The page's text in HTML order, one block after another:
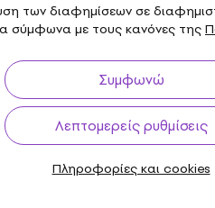
των διαφημίσεων σε
σύμφωνα με τους κανόνες της
Συμφωνώ
Λεπτομερείς ρυθμίσεις
Πληροφορίες και cookies
πελάτες που έχουν